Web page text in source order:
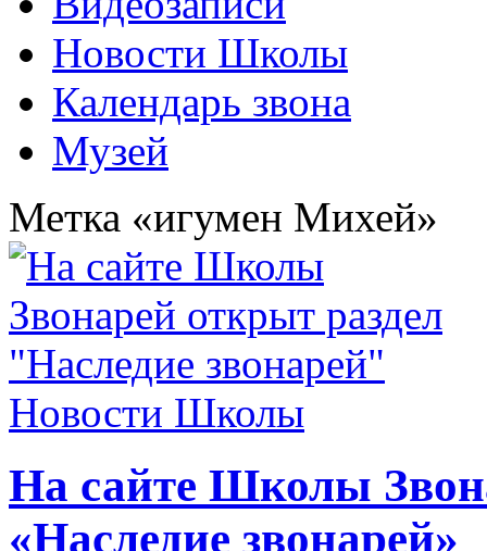
Новости Школы
Календарь звона
Музей
Метка «игумен Михей»
Новости Школы
На сайте Школы
«Наследие звонарей»